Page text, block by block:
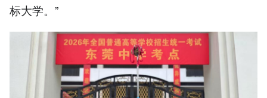
标大学。”